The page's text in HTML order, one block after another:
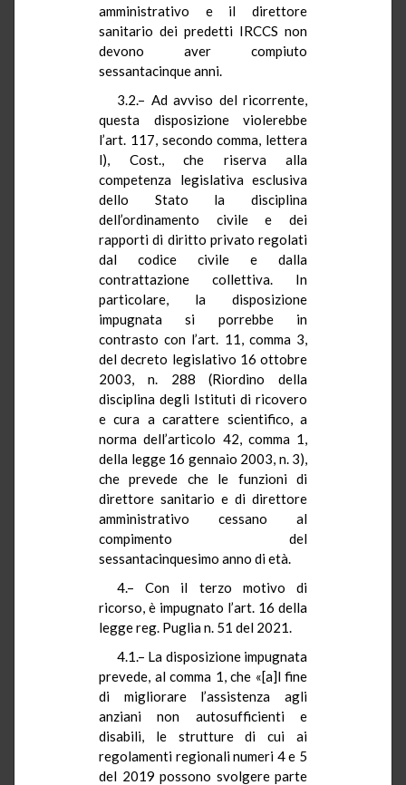
amministrativo e il direttore
sanitario dei predetti IRCCS non
devono aver compiuto
sessantacinque anni.
3.2.– Ad avviso del ricorrente,
questa disposizione violerebbe
l’art. 117, secondo comma, lettera
l), Cost., che riserva alla
competenza legislativa esclusiva
dello Stato la disciplina
dell’ordinamento civile e dei
rapporti di diritto privato regolati
dal codice civile e dalla
contrattazione collettiva. In
particolare, la disposizione
impugnata si porrebbe in
contrasto con l’art. 11, comma 3,
del decreto legislativo 16 ottobre
2003, n. 288 (Riordino della
disciplina degli Istituti di ricovero
e cura a carattere scientifico, a
norma dell’articolo 42, comma 1,
della legge 16 gennaio 2003, n. 3),
che prevede che le funzioni di
direttore sanitario e di direttore
amministrativo cessano al
compimento del
sessantacinquesimo anno di età.
4.– Con il terzo motivo di
ricorso, è impugnato l’art. 16 della
legge reg. Puglia n. 51 del 2021.
4.1.– La disposizione impugnata
prevede, al comma 1, che «[a]l fine
di migliorare l’assistenza agli
anziani non autosufficienti e
disabili, le strutture di cui ai
regolamenti regionali numeri 4 e 5
del 2019 possono svolgere parte